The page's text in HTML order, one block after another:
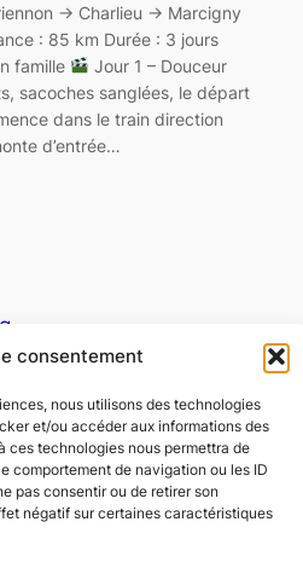
consentement
nous utilisons des technologies
et/ou accéder aux informations des
ces technologies nous permettra de
comportement de navigation ou les ID
pas consentir ou de retirer son
négatif sur certaines caractéristiques
→ Charlieu → Marcigny
: 85 km Durée : 3 jours
famille
Jour 1 – Douceur
sacoches sanglées, le départ
dans le train direction
d’entrée…
bikepacking – Tous